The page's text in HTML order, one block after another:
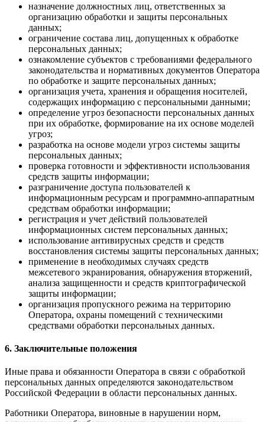
назначение должностных лиц, ответственных за
организацию обработки и защиты персональных
данных;
ограничение состава лиц, допущенных к обработке
персональных данных;
ознакомление субъектов с требованиями федерального
законодательства и нормативных документов Оператора
по обработке и защите персональных данных;
организация учета, хранения и обращения носителей,
содержащих информацию с персональными данными;
определение угроз безопасности персональных данных
при их обработке, формирование на их основе моделей
угроз;
разработка на основе модели угроз системы защиты
персональных данных;
проверка готовности и эффективности использования
средств защиты информации;
разграничение доступа пользователей к
информационным ресурсам и программно-аппаратным
средствам обработки информации;
регистрация и учет действий пользователей
информационных систем персональных данных;
использование антивирусных средств и средств
восстановления системы защиты персональных данных;
применение в необходимых случаях средств
межсетевого экранирования, обнаружения вторжений,
анализа защищенности и средств криптографической
защиты информации;
организация пропускного режима на территорию
Оператора, охраны помещений с техническими
средствами обработки персональных данных.
6. Заключительные положения
Иные права и обязанности Оператора в связи с обработкой
персональных данных определяются законодательством
Российской Федерации в области персональных данных.
Работники Оператора, виновные в нарушении норм,